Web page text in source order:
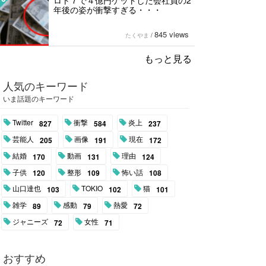
年後の姿が衝撃すぎる・・・
たくやま / 845 views
もっと見る
人気のキーワード
いま話題のキーワード
Twitter 827 衝撃 584 炎上 237
芸能人 205 画像 191 現在 172
結婚 170 動画 131 理由 124
子供 120 整形 109 怖い話 108
山口達也 103 TOKIO 102 猫 101
雑学 89 感動 79 熱愛 72
ジャニーズ 72 女性 71
おすすめ